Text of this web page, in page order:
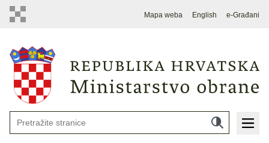
Mapa weba English e-Građani